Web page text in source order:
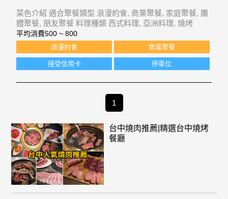
菜色介紹 適合聚餐類型 浪漫約會, 商業聚餐, 家庭聚餐, 團
體聚餐, 朋友聚餐 料理種類 西式料理, 亞洲料理, 燒烤
平均消費500 ~ 800
浪漫約會 商業聚餐
接受信用卡 停車位
1
台中燒肉推薦|精選台中燒烤
餐廳